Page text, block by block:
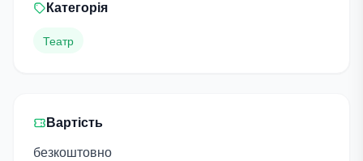
Категорія
Театр
Вартість
безкоштовно